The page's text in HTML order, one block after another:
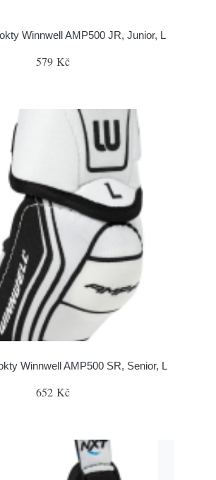
Winnwell AMP500 JR, Junior, L
579 Kč
Winnwell AMP500 SR, Senior, L
652 Kč